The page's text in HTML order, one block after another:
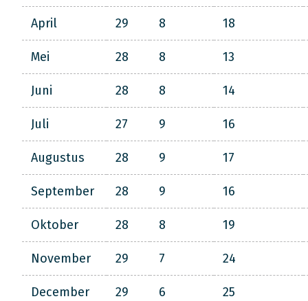
April 29 8 18
Mei 28 8 13
Juni 28 8 14
Juli 27 9 16
Augustus 28 9 17
September 28 9 16
Oktober 28 8 19
November 29 7 24
December 29 6 25